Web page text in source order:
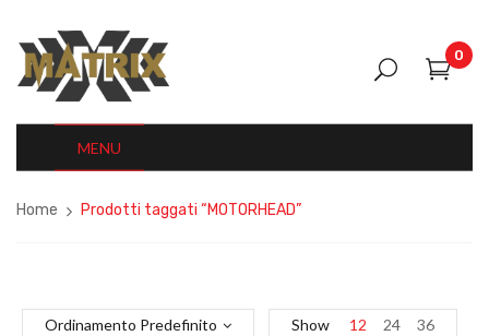
0
MENU
Home Prodotti taggati “MOTORHEAD”
Ordinamento Predefinito Show 12 24 36